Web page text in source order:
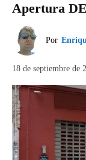
Apertura
Por
18 de septiembre de